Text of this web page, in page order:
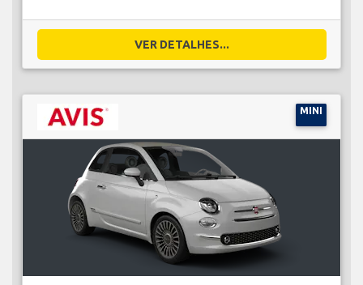
VER DETALHES...
MINI